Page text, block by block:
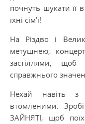
почнуть шукати її
їхні сім’ї!
На Різдво і
метушнею,
застіллями,
справжнього
Нехай навіть з
втомленими.
ЗАЙНЯТІ, щоб